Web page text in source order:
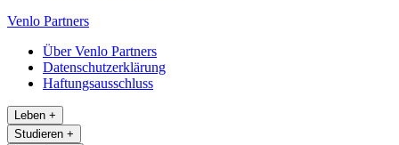
Venlo Partners
Über Venlo Partners
Datenschutzerklärung
Haftungsausschluss
Leben +
Studieren +